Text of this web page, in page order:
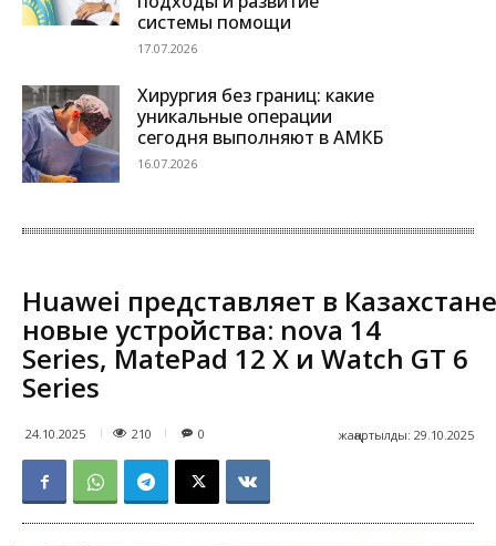
системы помощи
17.07.2026
Хирургия без границ: какие
уникальные операции
сегодня выполняют в АМКБ
16.07.2026